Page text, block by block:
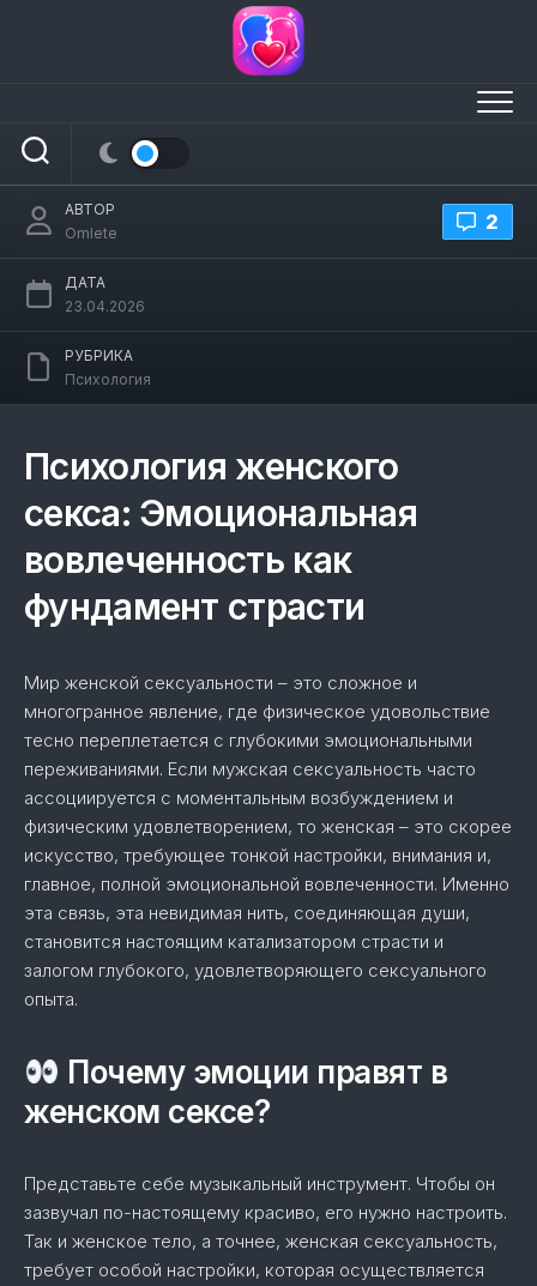
Психология женского секса строится
на эмоциональной вовлеченности
2
АВТОР
Omlete
ДАТА
23.04.2026
РУБРИКА
Психология
Психология женского
секса: Эмоциональная
вовлеченность как
фундамент страсти
Мир женской сексуальности – это сложное и
многогранное явление, где физическое удовольствие
тесно переплетается с глубокими эмоциональными
переживаниями. Если мужская сексуальность часто
ассоциируется с моментальным возбуждением и
физическим удовлетворением, то женская – это скорее
искусство, требующее тонкой настройки, внимания и,
главное, полной эмоциональной вовлеченности. Именно
эта связь, эта невидимая нить, соединяющая души,
становится настоящим катализатором страсти и
залогом глубокого, удовлетворяющего сексуального
опыта.
Почему эмоции правят в
женском сексе?
Представьте себе музыкальный инструмент. Чтобы он
зазвучал по-настоящему красиво, его нужно настроить.
Так и женское тело, а точнее, женская сексуальность,
требует особой настройки, которая осуществляется